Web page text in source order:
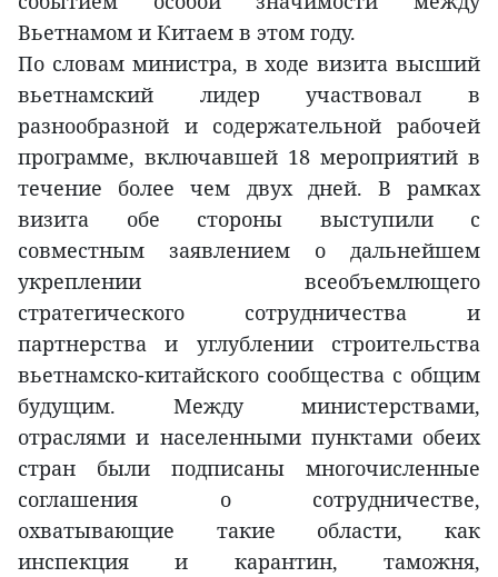
Вьетнамом и Китаем в этом году.
По словам министра, в ходе визита высший
вьетнамский лидер участвовал в
разнообразной и содержательной рабочей
программе, включавшей 18 мероприятий в
течение более чем двух дней. В рамках
визита обе стороны выступили с
совместным заявлением о дальнейшем
укреплении всеобъемлющего
стратегического сотрудничества и
партнерства и углублении строительства
вьетнамско-китайского сообщества с общим
будущим. Между министерствами,
отраслями и населенными пунктами обеих
стран были подписаны многочисленные
соглашения о сотрудничестве,
охватывающие такие области, как
инспекция и карантин, таможня,